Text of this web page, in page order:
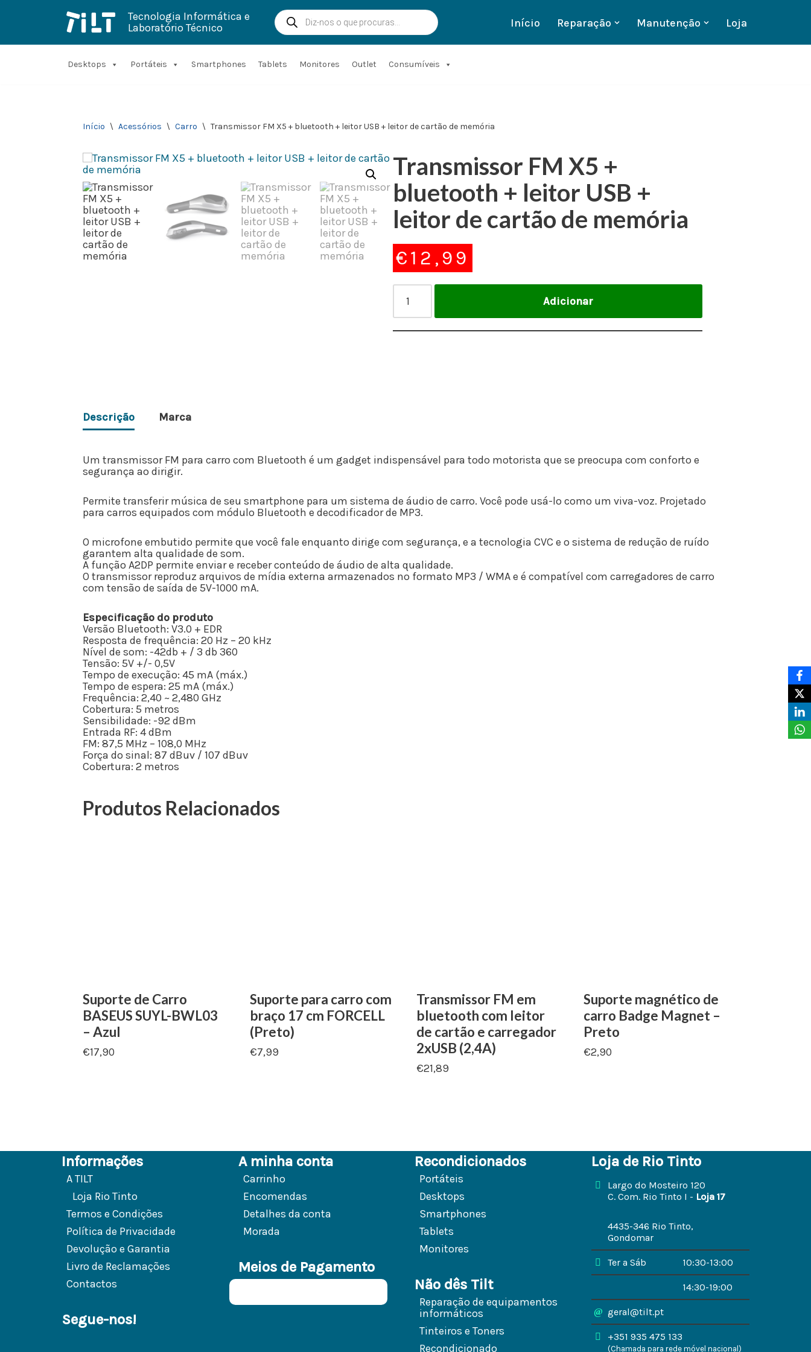
para
Tecnologia Informática e
Laboratório Técnico
Início Reparação Manutenção Loja
Desktops Portáteis Smartphones Tablets Monitores Outlet Consumíveis
Início \ Acessórios \ Carro \ Transmissor FM X5 + bluetooth + leitor USB + leitor de cartão de memória
Transmissor FM X5 +
bluetooth + leitor USB +
leitor de cartão de memória
€12,99
Adicionar
Descrição Marca
Um transmissor FM para carro com Bluetooth é um gadget indispensável para todo motorista que se preocupa com conforto e
segurança ao dirigir.
Permite transferir música de seu smartphone para um sistema de áudio de carro. Você pode usá-lo como um viva-voz. Projetado
para carros equipados com módulo Bluetooth e decodificador de MP3.
O microfone embutido permite que você fale enquanto dirige com segurança, e a tecnologia CVC e o sistema de redução de ruído
garantem alta qualidade de som.
A função A2DP permite enviar e receber conteúdo de áudio de alta qualidade.
O transmissor reproduz arquivos de mídia externa armazenados no formato MP3 / WMA e é compatível com carregadores de carro
com tensão de saída de 5V-1000 mA.
Especificação do produto
Versão Bluetooth: V3.0 + EDR
Resposta de frequência: 20 Hz – 20 kHz
Nível de som: -42db + / 3 db 360
Tensão: 5V +/- 0,5V
Tempo de execução: 45 mA (máx.)
Tempo de espera: 25 mA (máx.)
Frequência: 2,40 ~ 2,480 GHz
Cobertura: 5 metros
Sensibilidade: -92 dBm
Entrada RF: 4 dBm
FM: 87,5 MHz – 108,0 MHz
Força do sinal: 87 dBuv / 107 dBuv
Cobertura: 2 metros
Produtos Relacionados
Suporte de Carro
BASEUS SUYL-BWL03
– Azul
€17,90
Suporte para carro com
braço 17 cm FORCELL
(Preto)
€7,99
Transmissor FM em
bluetooth com leitor
de cartão e carregador
2xUSB (2,4A)
€21,89
Suporte magnético de
carro Badge Magnet –
Preto
€2,90
Informações
A TILT
Loja Rio Tinto
Termos e Condições
Política de Privacidade
Devolução e Garantia
Livro de Reclamações
Contactos
Segue-nos!
A minha conta
Carrinho
Encomendas
Detalhes da conta
Morada
Meios de Pagamento
Recondicionados
Portáteis
Desktops
Smartphones
Tablets
Monitores
Não dês Tilt
Reparação de equipamentos
informáticos
Tinteiros e Toners
Recondicionado
Loja de Rio Tinto
Largo do Mosteiro 120
C. Com. Rio Tinto I - Loja 17
4435-346 Rio Tinto,
Gondomar
Ter a Sáb 10:30-13:00
14:30-19:00
geral@tilt.pt
+351 935 475 133
(Chamada para rede móvel nacional)